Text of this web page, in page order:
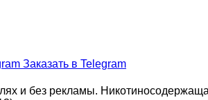
Заказать в Telegram
и без рекламы.